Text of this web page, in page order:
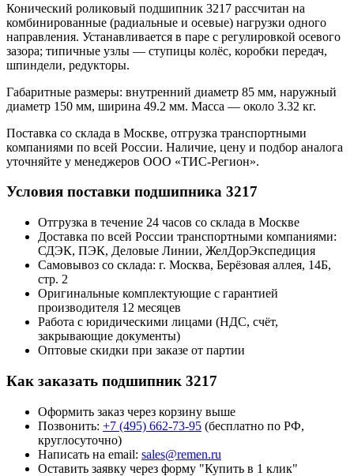
Конический роликовый подшипник 3217 рассчитан на
комбинированные (радиальные и осевые) нагрузки одного
направления. Устанавливается в паре с регулировкой осевого
зазора; типичные узлы — ступицы колёс, коробки передач,
шпиндели, редукторы.
Габаритные размеры: внутренний диаметр 85 мм, наружный
диаметр 150 мм, ширина 49.2 мм. Масса — около 3.32 кг.
Поставка со склада в Москве, отгрузка транспортными
компаниями по всей России. Наличие, цену и подбор аналога
уточняйте у менеджеров ООО «ТИС-Регион».
Условия поставки подшипника 3217
Отгрузка в течение 24 часов со склада в Москве
Доставка по всей России транспортными компаниями:
СДЭК, ПЭК, Деловые Линии, ЖелДорЭкспедиция
Самовывоз со склада: г. Москва, Берёзовая аллея, 14Б,
стр. 2
Оригинальные комплектующие с гарантией
производителя 12 месяцев
Работа с юридическими лицами (НДС, счёт,
закрывающие документы)
Оптовые скидки при заказе от партии
Как заказать подшипник 3217
Оформить заказ через корзину выше
Позвонить: +7 (495) 662-73-95 (бесплатно по РФ,
круглосуточно)
Написать на email: sales@remen.ru
Оставить заявку через форму "Купить в 1 клик"